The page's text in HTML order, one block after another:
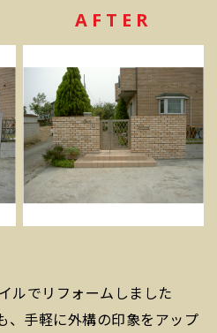
AFTER
ルでリフォームしました
、手軽に外構の印象をアップ